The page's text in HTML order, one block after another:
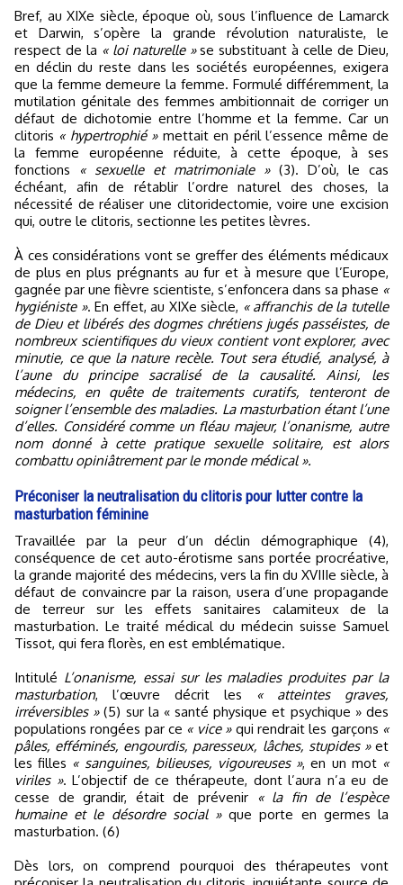
Bref, au XIXe siècle, époque où, sous l’influence de Lamarck
et Darwin, s’opère la grande révolution naturaliste, le
respect de la « loi naturelle »se substituant à celle de Dieu,
en déclin du reste dans les sociétés européennes, exigera
que la femme demeure la femme. Formulé différemment, la
mutilation génitale des femmes ambitionnait de corriger un
défaut de dichotomie entre l’homme et la femme. Car un
clitoris « hypertrophié »mettait en péril l’essence même de
la femme européenne réduite, à cette époque, à ses
fonctions
« sexuelle et matrimoniale »(3). D’où, le cas
échéant, afin de rétablir l’ordre naturel des choses, la
nécessité de réaliser une clitoridectomie, voire une excision
qui, outre le clitoris, sectionne les petites lèvres.
À ces considérations vont se greffer des éléments médicaux
de plus en plus prégnants au fur et à mesure que l’Europe,
gagnée par une fièvre scientiste, s’enfoncera dans sa phase «
hygiéniste ». En effet, au XIXe siècle, « affranchis de la tutelle
de Dieu et libérés des dogmes chrétiens jugés passéistes, de
nombreux scientifiques du vieux contient vont explorer, avec
minutie, ce que la nature recèle. Tout sera étudié, analysé, à
l’aune du principe sacralisé de la causalité. Ainsi, les
médecins, en quête de traitements curatifs, tenteront de
soigner l’ensemble des maladies. La masturbation étant l’une
d’elles. Considéré comme un fléau majeur, l’onanisme, autre
nom donné à cette pratique sexuelle solitaire, est alors
combattu opiniâtrement par le monde médical ».
Préconiser la neutralisation du clitoris pour lutter contre la
masturbation féminine
Travaillée par la peur d’un déclin démographique (4),
conséquence de cet auto-érotisme sans portée procréative,
la grande majorité des médecins, vers la fin du XVIIIe siècle, à
défaut de convaincre par la raison, usera d’une propagande
de terreur sur les effets sanitaires calamiteux de la
masturbation. Le traité médical du médecin suisse Samuel
Tissot, qui fera florès, en est emblématique.
Intitulé L’onanisme, essai sur les maladies produites par la
masturbation, l’œuvre décrit les
« atteintes graves,
irréversibles »(5) sur la « santé physique et psychique » des
populations rongées par ce « vice »qui rendrait les garçons «
pâles, efféminés, engourdis, paresseux, lâches, stupides »et
les filles « sanguines, bilieuses, vigoureuses », en un mot «
viriles ». L’objectif de ce thérapeute, dont l’aura n’a eu de
cesse de grandir, était de prévenir
« la fin de l’espèce
humaine et le désordre social »que porte en germes la
masturbation. (6)
Dès lors, on comprend pourquoi des thérapeutes vont